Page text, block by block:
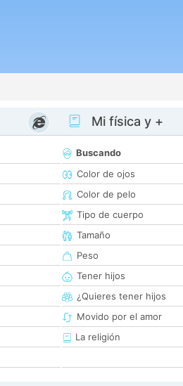
Mi física y +
Buscando
Color de ojos
Color de pelo
Tipo de cuerpo
Tamaño
Peso
Tener hijos
¿Quieres tener hijos
Movido por el amor
La religión